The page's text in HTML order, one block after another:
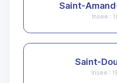
Saint-
Insee :
Saint-
Insee :